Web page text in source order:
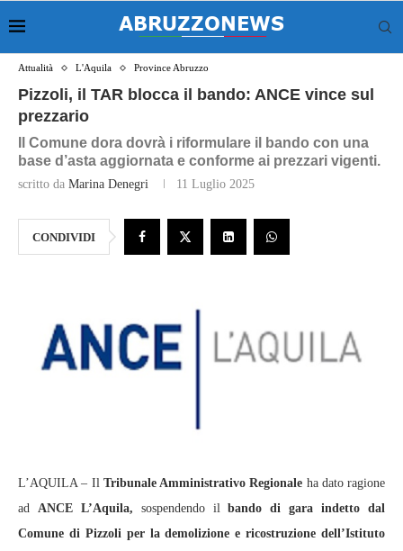
Attualità L'Aquila Province Abruzzo
Pizzoli, il TAR blocca il bando: ANCE vince sul
prezzario
Il Comune dora dovrà i riformulare il bando con una
base d’asta aggiornata e conforme ai prezzari vigenti.
scritto da Marina Denegri 11 Luglio 2025
CONDIVIDI
L’AQUILA – Il Tribunale Amministrativo Regionale ha dato ragione
ad ANCE L’Aquila, sospendendo ilbando di gara indetto dal
Comune di Pizzoli per la demolizione e ricostruzione dell’Istituto